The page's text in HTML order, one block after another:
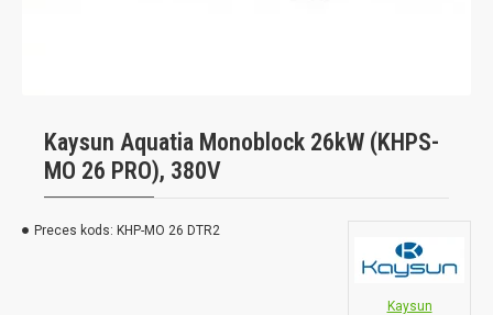
Kaysun Aquatia Monoblock 26kW (KHPS-
MO 26 PRO), 380V
Preces kods: KHP-MO 26 DTR2
Kaysun